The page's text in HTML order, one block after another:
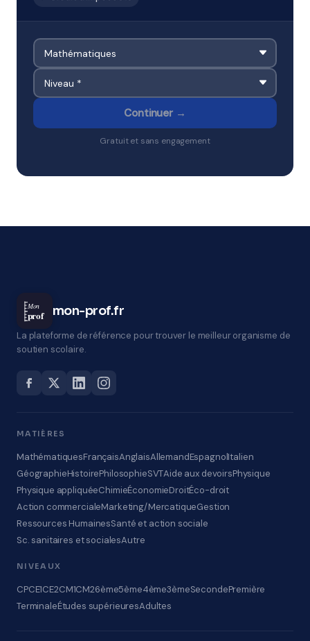
Continuer →
Gratuit et sans engagement
Mon
prof mon-prof.fr
La plateforme de référence pour trouver le meilleur organisme de
soutien scolaire.
MATIÈRES
MathématiquesFrançaisAnglaisAllemandEspagnolItalien
GéographieHistoirePhilosophieSVTAide aux devoirsPhysique
Physique appliquéeChimieÉconomieDroitÉco-droit
Action commercialeMarketing/MercatiqueGestion
Ressources HumainesSanté et action sociale
Sc. sanitaires et socialesAutre
NIVEAUX
CPCE1CE2CM1CM26ème5ème4ème3èmeSecondePremière
TerminaleÉtudes supérieuresAdultes